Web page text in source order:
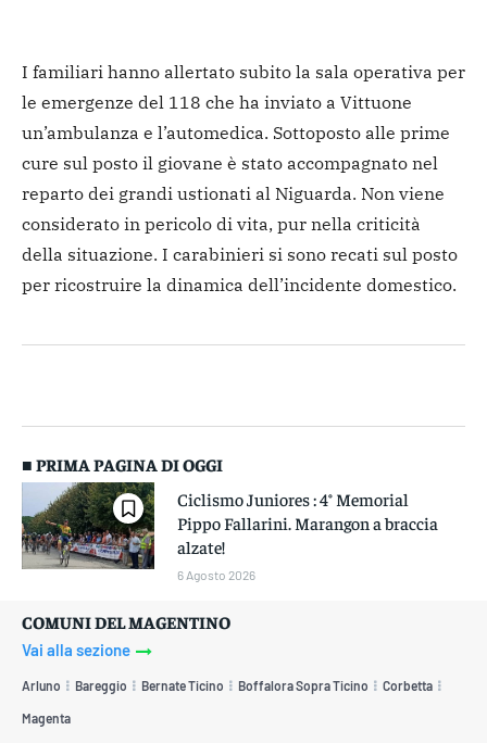
I familiari hanno allertato subito la sala operativa per
le emergenze del 118 che ha inviato a Vittuone
un’ambulanza e l’automedica. Sottoposto alle prime
cure sul posto il giovane è stato accompagnato nel
reparto dei grandi ustionati al Niguarda. Non viene
considerato in pericolo di vita, pur nella criticità
della situazione. I carabinieri si sono recati sul posto
per ricostruire la dinamica dell’incidente domestico.
■ PRIMA PAGINA DI OGGI
Ciclismo Juniores : 4° Memorial
Pippo Fallarini. Marangon a braccia
alzate!
6 Agosto 2026
COMUNI DEL MAGENTINO
Vai alla sezione
Arluno Bareggio Bernate Ticino Boffalora Sopra Ticino Corbetta
Magenta